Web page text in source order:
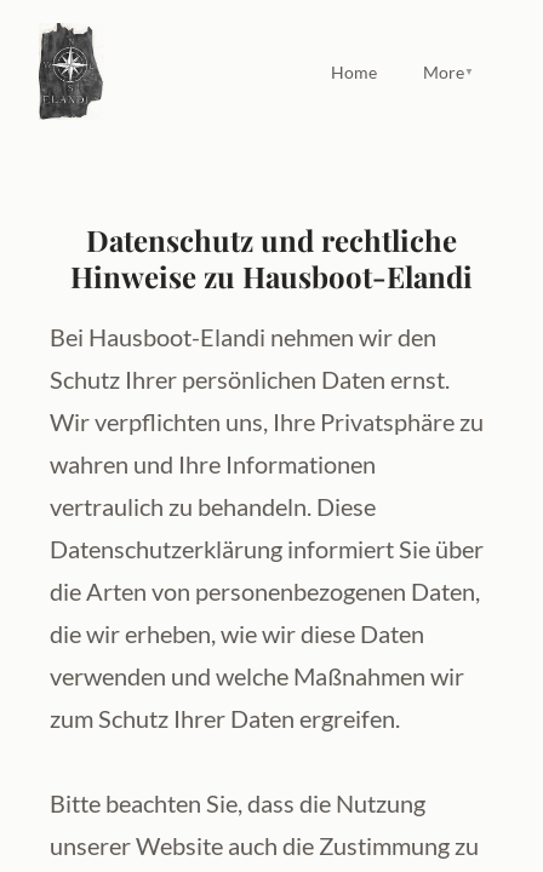
Home More ▼
Datenschutz und rechtliche
Hinweise zu Hausboot-Elandi
Bei Hausboot-Elandi nehmen wir den
Schutz Ihrer persönlichen Daten ernst.
Wir verpflichten uns, Ihre Privatsphäre zu
wahren und Ihre Informationen
vertraulich zu behandeln. Diese
Datenschutzerklärung informiert Sie über
die Arten von personenbezogenen Daten,
die wir erheben, wie wir diese Daten
verwenden und welche Maßnahmen wir
zum Schutz Ihrer Daten ergreifen.
Bitte beachten Sie, dass die Nutzung
unserer Website auch die Zustimmung zu